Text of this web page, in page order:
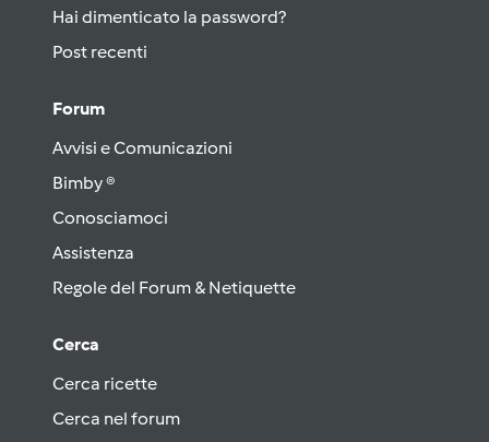
Hai dimenticato la password?
Post recenti
Forum
Avvisi e Comunicazioni
Bimby ®
Conosciamoci
Assistenza
Regole del Forum & Netiquette
Cerca
Cerca ricette
Cerca nel forum